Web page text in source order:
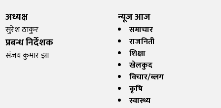
अध्यक्ष
सुरेश ठाकुर
प्रबन्ध निर्देशक
संजय कुमार झा
न्यूज आज
समाचार
राजनिती
शिक्षा
खेलकुद
विचार/ब्लग
कृषि
स्वास्थ्य